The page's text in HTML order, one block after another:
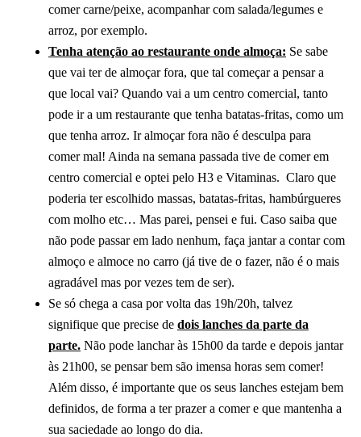
comer carne/peixe, acompanhar com salada/legumes e
arroz, por exemplo.
Tenha atenção ao restaurante onde almoça: Se sabe
que vai ter de almoçar fora, que tal começar a pensar a
que local vai? Quando vai a um centro comercial, tanto
pode ir a um restaurante que tenha batatas-fritas, como um
que tenha arroz. Ir almoçar fora não é desculpa para
comer mal! Ainda na semana passada tive de comer em
centro comercial e optei pelo H3 e Vitaminas. Claro que
poderia ter escolhido massas, batatas-fritas, hambúrgueres
com molho etc… Mas parei, pensei e fui. Caso saiba que
não pode passar em lado nenhum, faça jantar a contar com
almoço e almoce no carro (já tive de o fazer, não é o mais
agradável mas por vezes tem de ser).
Se só chega a casa por volta das 19h/20h, talvez
signifique que precise de dois lanches da parte da
parte. Não pode lanchar às 15h00 da tarde e depois jantar
às 21h00, se pensar bem são imensa horas sem comer!
Além disso, é importante que os seus lanches estejam bem
definidos, de forma a ter prazer a comer e que mantenha a
sua saciedade ao longo do dia.